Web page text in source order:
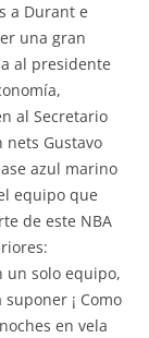
a Durant e
una gran
al presidente
al Secretario
nets Gustavo
azul marino
equipo que
de este NBA
un solo equipo,
¡ Como
en vela